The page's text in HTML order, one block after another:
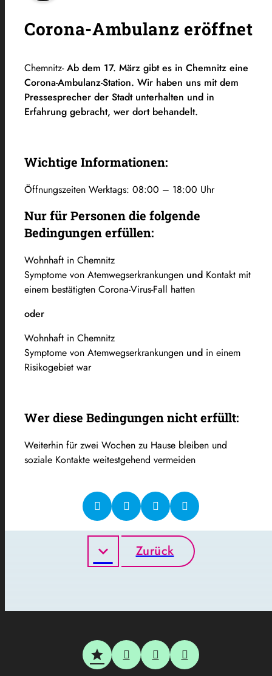
Corona-Ambulanz eröffnet
Chemnitz-Ab dem 17. März gibt es in Chemnitz eine
Corona-Ambulanz-Station. Wir haben uns mit dem
Pressesprecher der Stadt unterhalten und in
Erfahrung gebracht, wer dort behandelt.
Wichtige Informationen:
Öffnungszeiten Werktags: 08:00 – 18:00 Uhr
Nur für Personen die folgende
Bedingungen erfüllen:
Wohnhaft in Chemnitz
Symptome von Atemwegserkrankungen und Kontakt mit
einem bestätigten Corona-Virus-Fall hatten
oder
Wohnhaft in Chemnitz
Symptome von Atemwegserkrankungen und in einem
Risikogebiet war
Wer diese Bedingungen nicht erfüllt:
Weiterhin für zwei Wochen zu Hause bleiben und
soziale Kontakte weitestgehend vermeiden
Zurück